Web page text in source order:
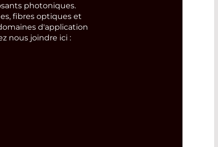
photoniques.
fibres optiques et
d'application
nous joindre ici :